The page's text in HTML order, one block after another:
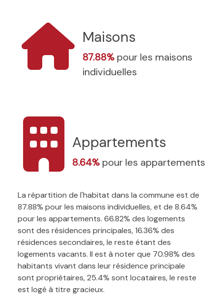
Maisons
87.88% pour les maisons
individuelles
Appartements
8.64% pour les appartements
La répartition de l'habitat dans la commune est de
87.88% pour les maisons individuelles, et de 8.64%
pour les appartements. 66.82% des logements
sont des résidences principales, 16.36% des
résidences secondaires, le reste étant des
logements vacants. Il est à noter que 70.98% des
habitants vivant dans leur résidence principale
sont propriétaires, 25.4% sont locataires, le reste
est logé à titre gracieux.